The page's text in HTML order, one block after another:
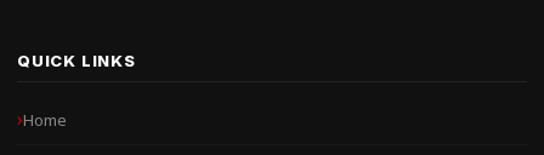
QUICK LINKS
Home